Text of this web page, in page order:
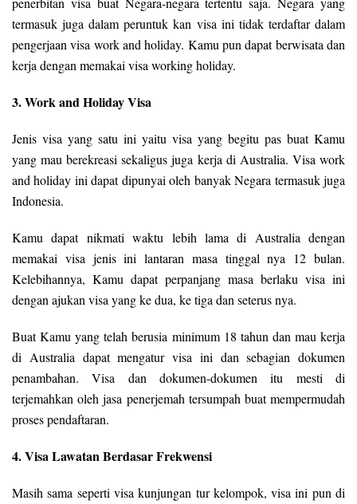
termasuk juga dalam peruntuk kan visa ini tidak terdaftar dalam
pengerjaan visa work and holiday. Kamu pun dapat berwisata dan
kerja dengan memakai visa working holiday.
3. Work and Holiday Visa
Jenis visa yang satu ini yaitu visa yang begitu pas buat Kamu
yang mau berekreasi sekaligus juga kerja di Australia. Visa work
and holiday ini dapat dipunyai oleh banyak Negara termasuk juga
Indonesia.
Kamu dapat nikmati waktu lebih lama di Australia dengan
memakai visa jenis ini lantaran masa tinggal nya 12 bulan.
Kelebihannya, Kamu dapat perpanjang masa berlaku visa ini
dengan ajukan visa yang ke dua, ke tiga dan seterus nya.
Buat Kamu yang telah berusia minimum 18 tahun dan mau kerja
di Australia dapat mengatur visa ini dan sebagian dokumen
penambahan. Visa dan dokumen-dokumen itu mesti di
terjemahkan oleh jasa penerjemah tersumpah buat mempermudah
proses pendaftaran.
4. Visa Lawatan Berdasar Frekwensi
Masih sama seperti visa kunjungan tur kelompok, visa ini pun di